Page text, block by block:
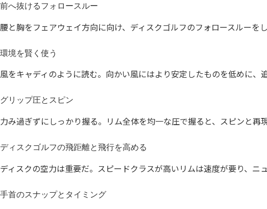
前へ抜けるフォロースルー
腰と胸をフェアウェイ方向に向け、ディスクゴルフのフォロースルーを
環境を賢く使う
風をキャディのように読む。向かい風にはより安定したものを低めに
グリップ圧とスピン
力み過ぎずにしっかり握る。リム全体を均一な圧で握ると、スピンと再
ディスクゴルフの飛距離と飛行を高める
ディスクの空力は重要だ。スピードクラスが高いリムは速度が要り、ニ
手首のスナップとタイミング